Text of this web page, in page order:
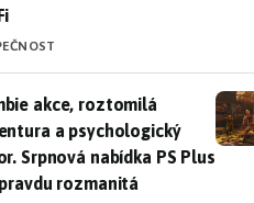
akce, roztomilá adventura
akce, roztomilá
a psychologický
Srpnová nabídka PS Plus
rozmanitá